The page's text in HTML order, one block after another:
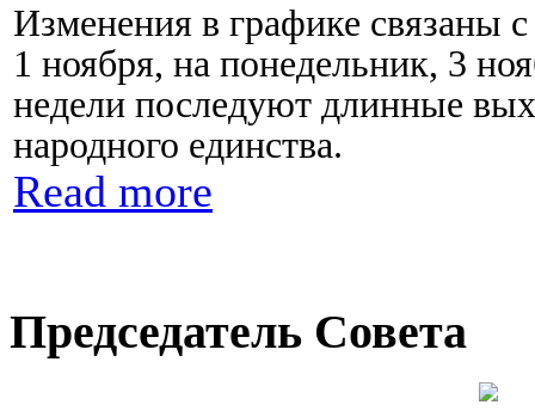
Изменения в графике связаны
1 ноября, на понедельник, 3
недели последуют длинные
народного единства.
Read more
Председатель Совета